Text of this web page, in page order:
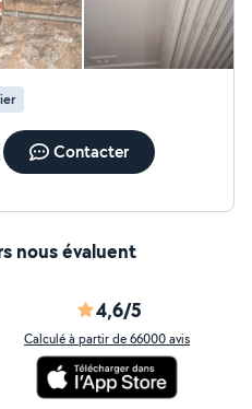
Contacter
nous évaluent
4,6/5
Calculé à partir de 66000 avis